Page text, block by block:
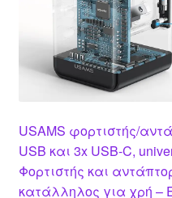
USAMS φορτιστής/
USB και 3x USB-C,
Φορτιστής και
κατάλληλος για χρή –